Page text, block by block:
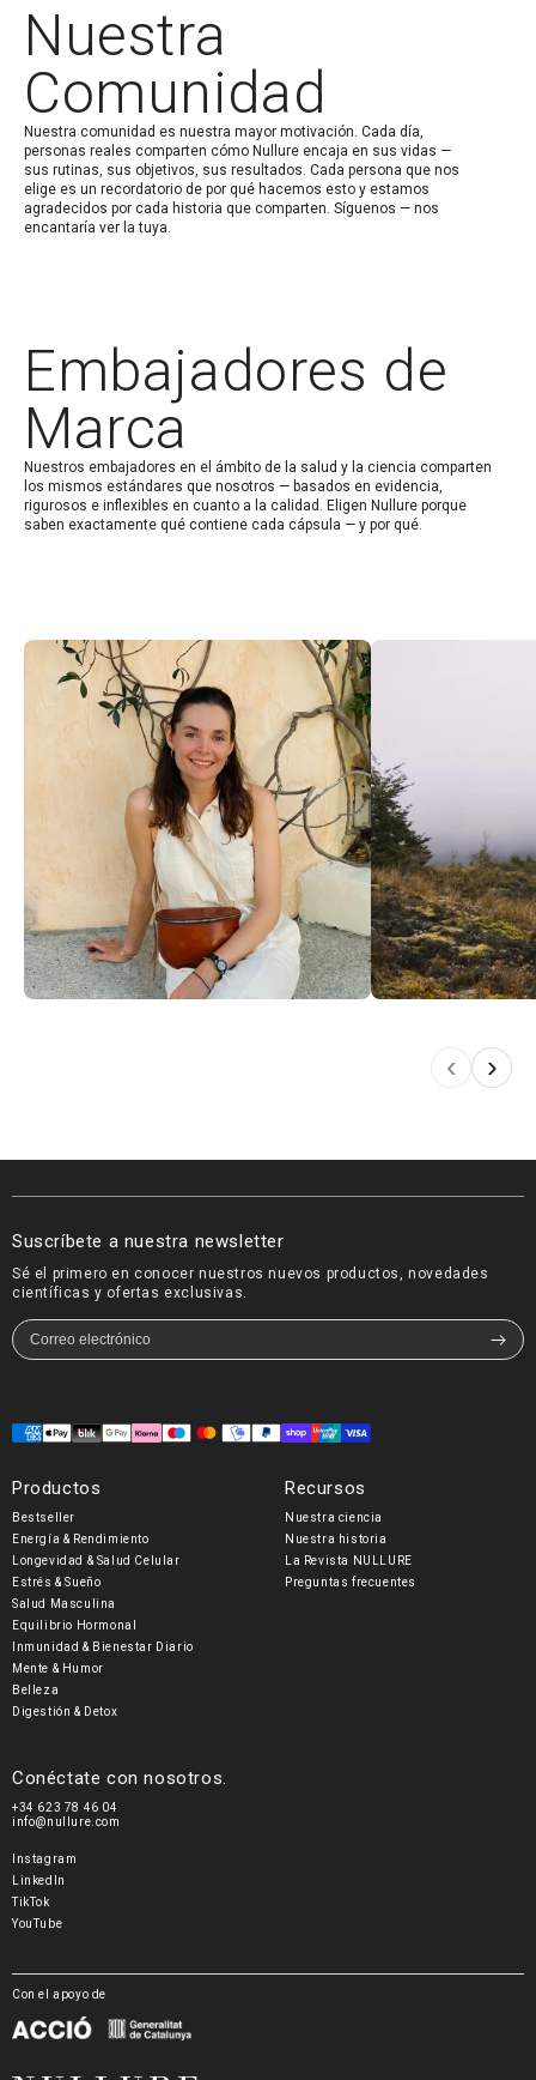
Nuestra
Comunidad
Nuestra comunidad es nuestra mayor motivación. Cada día,
personas reales comparten cómo Nullure encaja en sus vidas —
sus rutinas, sus objetivos, sus resultados. Cada persona que nos
elige es un recordatorio de por qué hacemos esto y estamos
agradecidos por cada historia que comparten. Síguenos — nos
encantaría ver la tuya.
Embajadores de
Marca
Nuestros embajadores en el ámbito de la salud y la ciencia comparten
los mismos estándares que nosotros — basados en evidencia,
rigurosos e inflexibles en cuanto a la calidad. Eligen Nullure porque
saben exactamente qué contiene cada cápsula — y por qué.
Doctora · Especialista en Salud
mujer chilena
‹ ›
Suscríbete a nuestra newsletter
Sé el primero en conocer nuestros nuevos productos, novedades
científicas y ofertas exclusivas.
Formas
pago
Productos
Bestseller
Energía & Rendimiento
Longevidad & Salud Celular
Estrés & Sueño
Salud Masculina
Equilibrio Hormonal
Inmunidad & Bienestar Diario
Mente & Humor
Belleza
Digestión & Detox
Recursos
Nuestra ciencia
Nuestra historia
La Revista NULLURE
Preguntas frecuentes
Conéctate con nosotros.
+34 623 78 46 04
info@nullure.com
Instagram
LinkedIn
TikTok
YouTube
Con el apoyo de